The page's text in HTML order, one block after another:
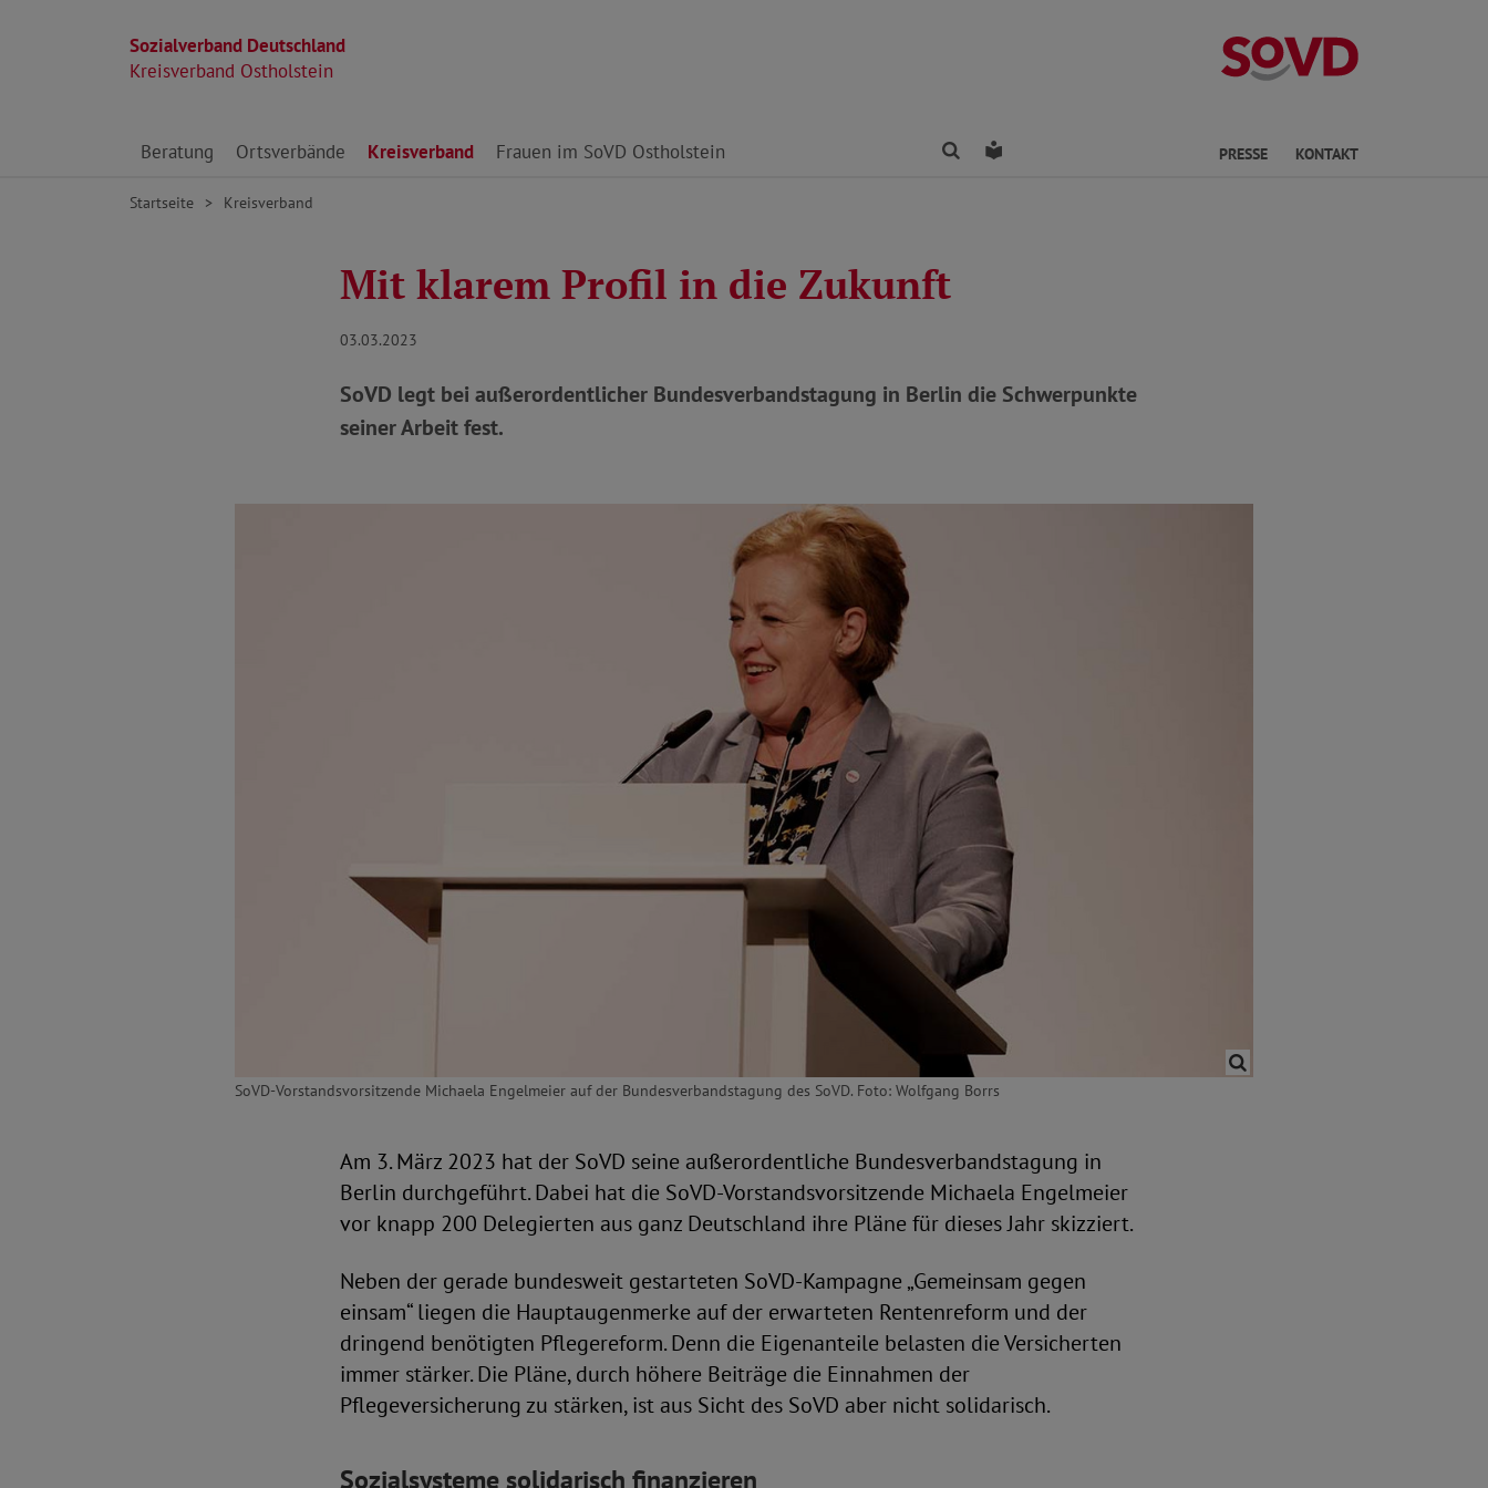
Sozialverband Deutschland
Kreisverband Ostholstein
Kreisverband
Direkt zu den Inhalten springen
Beratung Ortsverbände Kreisverband Frauen im SoVD Ostholstein FindenLeichte Sprache PRESSE KONTAKT
Startseite Kreisverband
Mit klarem Profil in die Zukunft
03.03.2023
SoVD legt bei außerordentlicher Bundesverbandstagung in Berlin die Schwerpunkte
seiner Arbeit fest.
SoVD-Vorstandsvorsitzende Michaela Engelmeier auf der Bundesverbandstagung des SoVD. Foto: Wolfgang Borrs
Am 3. März 2023 hat der SoVD seine außerordentliche Bundesverbandstagung in
Berlin durchgeführt. Dabei hat die SoVD-Vorstandsvorsitzende Michaela Engelmeier
vor knapp 200 Delegierten aus ganz Deutschland ihre Pläne für dieses Jahr skizziert.
Neben der gerade bundesweit gestarteten SoVD-Kampagne „Gemeinsam gegen
einsam“ liegen die Hauptaugenmerke auf der erwarteten Rentenreform und der
dringend benötigten Pflegereform. Denn die Eigenanteile belasten die Versicherten
immer stärker. Die Pläne, durch höhere Beiträge die Einnahmen der
Pflegeversicherung zu stärken, ist aus Sicht des SoVD aber nicht solidarisch.
Sozialsysteme solidarisch finanzieren